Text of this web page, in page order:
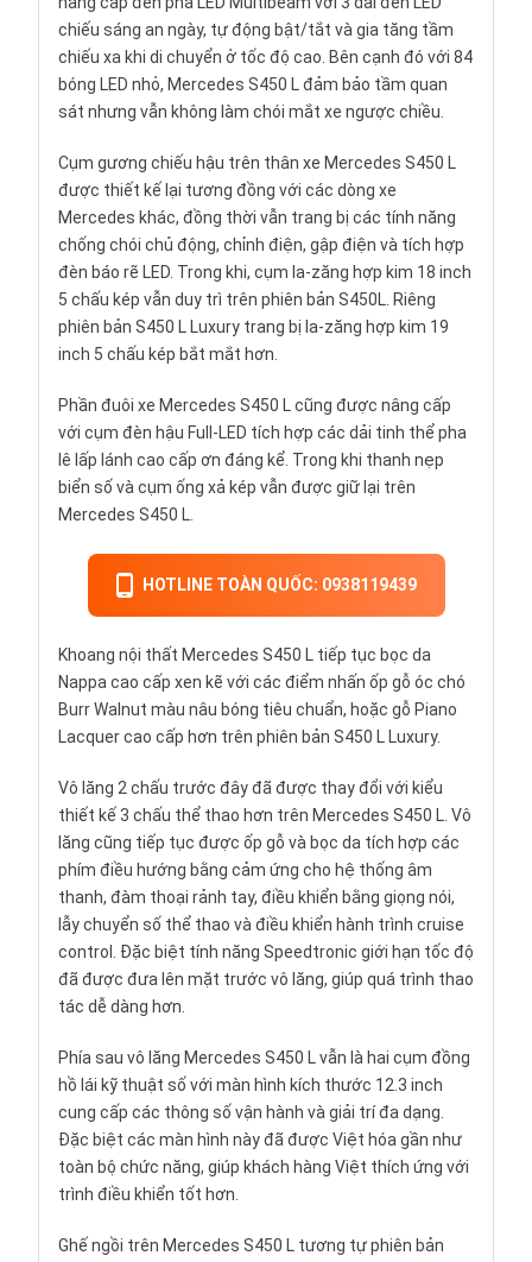
chiếu sáng an ngày, tự động bật/tắt và gia tăng tầm
chiếu xa khi di chuyển ở tốc độ cao. Bên cạnh đó với 84
bóng LED nhỏ, Mercedes S450 L đảm bảo tầm quan
sát nhưng vẫn không làm chói mắt xe ngược chiều.
Cụm gương chiếu hậu trên thân xe Mercedes S450 L
được thiết kế lại tương đồng với các dòng xe
Mercedes khác, đồng thời vẫn trang bị các tính năng
chống chói chủ động, chỉnh điện, gập điện và tích hợp
đèn báo rẽ LED. Trong khi, cụm la-zăng hợp kim 18 inch
5 chấu kép vẫn duy trì trên phiên bản S450L. Riêng
phiên bản S450 L Luxury trang bị la-zăng hợp kim 19
inch 5 chấu kép bắt mắt hơn.
Phần đuôi xe Mercedes S450 L cũng được nâng cấp
với cụm đèn hậu Full-LED tích hợp các dải tinh thể pha
lê lấp lánh cao cấp ơn đáng kể. Trong khi thanh nẹp
biển số và cụm ống xả kép vẫn được giữ lại trên
Mercedes S450 L.
HOTLINE TOÀN QUỐC: 0938119439
Khoang nội thất Mercedes S450 L tiếp tục bọc da
Nappa cao cấp xen kẽ với các điểm nhấn ốp gỗ óc chó
Burr Walnut màu nâu bóng tiêu chuẩn, hoặc gỗ Piano
Lacquer cao cấp hơn trên phiên bản S450 L Luxury.
Vô lăng 2 chấu trước đây đã được thay đổi với kiểu
thiết kế 3 chấu thể thao hơn trên Mercedes S450 L. Vô
lăng cũng tiếp tục được ốp gỗ và bọc da tích hợp các
phím điều hướng bằng cảm ứng cho hệ thống âm
thanh, đàm thoại rảnh tay, điều khiển bằng giọng nói,
lẫy chuyển số thể thao và điều khiển hành trình cruise
control. Đặc biệt tính năng Speedtronic giới hạn tốc độ
đã được đưa lên mặt trước vô lăng, giúp quá trình thao
tác dễ dàng hơn.
Phía sau vô lăng Mercedes S450 L vẫn là hai cụm đồng
hồ lái kỹ thuật số với màn hình kích thước 12.3 inch
cung cấp các thông số vận hành và giải trí đa dạng.
Đặc biệt các màn hình này đã được Việt hóa gần như
toàn bộ chức năng, giúp khách hàng Việt thích ứng với
trình điều khiển tốt hơn.
Ghế ngồi trên Mercedes S450 L tương tự phiên bản